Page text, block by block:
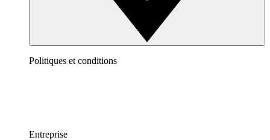
Politiques et conditions
Entreprise